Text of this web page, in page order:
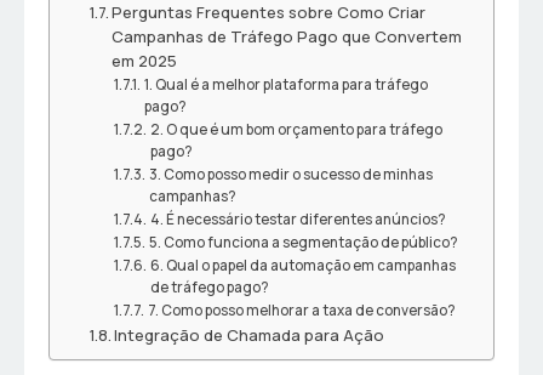
Perguntas Frequentes sobre Como Criar
Campanhas de Tráfego Pago que Convertem
em 2025
1. Qual é a melhor plataforma para tráfego
pago?
2. O que é um bom orçamento para tráfego
pago?
3. Como posso medir o sucesso de minhas
campanhas?
4. É necessário testar diferentes anúncios?
5. Como funciona a segmentação de público?
6. Qual o papel da automação em campanhas
de tráfego pago?
7. Como posso melhorar a taxa de conversão?
Integração de Chamada para Ação